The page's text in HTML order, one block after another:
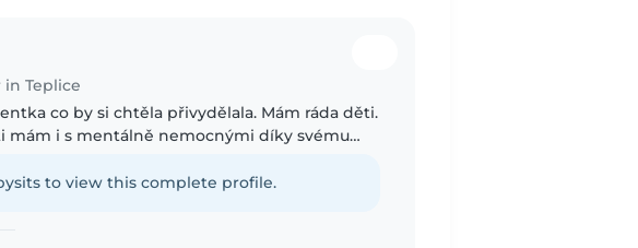
Teplice
co by si chtěla přivydělala. Mám ráda děti.
mám i s mentálně nemocnými díky svému
a hudba
to view this complete profile.